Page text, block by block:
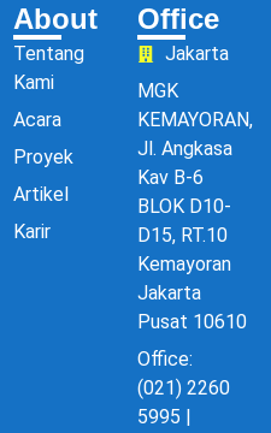
About
Tentang
Kami
Acara
Proyek
Artikel
Karir
Office
Jakarta
MGK
KEMAYORAN,
Jl. Angkasa
Kav B-6
BLOK D10-
D15, RT.10
Kemayoran
Jakarta
Pusat 10610
Office:
(021) 2260
5995 |